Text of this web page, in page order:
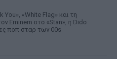
«White Flag» και τη
Eminem στο «Stan», η Dido
ποπ σταρ των 00s